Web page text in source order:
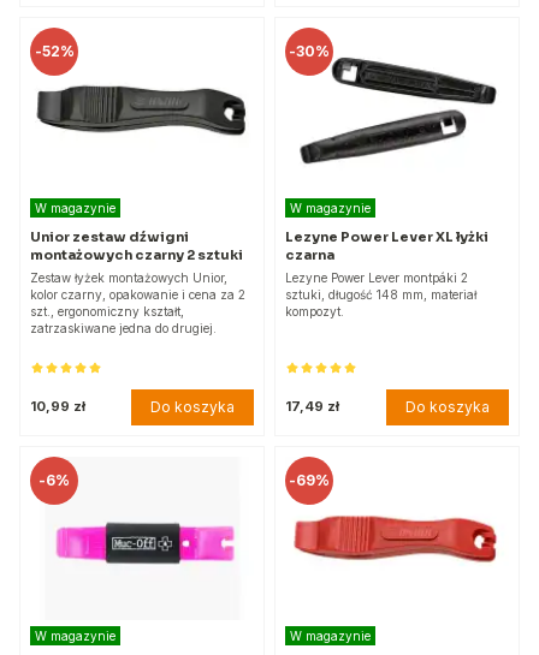
-52%
W magazynie
Unior zestaw dźwigni
montażowych czarny 2 sztuki
Zestaw łyżek montażowych Unior,
kolor czarny, opakowanie i cena za 2
szt., ergonomiczny kształt,
zatrzaskiwane jedna do drugiej.
10,99 zł Do koszyka
-30%
W magazynie
Lezyne Power Lever XL łyżki
czarna
Lezyne Power Lever montpáki 2
sztuki, długość 148 mm, materiał
kompozyt.
17,49 zł Do koszyka
-6%
W magazynie
-69%
W magazynie